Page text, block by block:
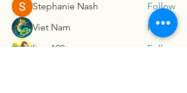
Stephanie Nash
Follow
Viet Nam
Follow
lion 198z
Follow